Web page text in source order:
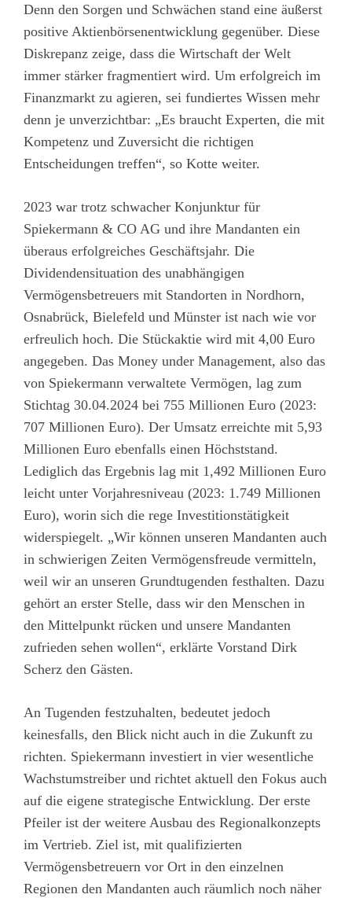
Denn den Sorgen und Schwächen stand eine äußerst
positive Aktienbörsenentwicklung gegenüber. Diese
Diskrepanz zeige, dass die Wirtschaft der Welt
immer stärker fragmentiert wird. Um erfolgreich im
Finanzmarkt zu agieren, sei fundiertes Wissen mehr
denn je unverzichtbar: „Es braucht Experten, die mit
Kompetenz und Zuversicht die richtigen
Entscheidungen treffen“, so Kotte weiter.
2023 war trotz schwacher Konjunktur für
Spiekermann & CO AG und ihre Mandanten ein
überaus erfolgreiches Geschäftsjahr. Die
Dividendensituation des unabhängigen
Vermögensbetreuers mit Standorten in Nordhorn,
Osnabrück, Bielefeld und Münster ist nach wie vor
erfreulich hoch. Die Stückaktie wird mit 4,00 Euro
angegeben. Das Money under Management, also das
von Spiekermann verwaltete Vermögen, lag zum
Stichtag 30.04.2024 bei 755 Millionen Euro (2023:
707 Millionen Euro). Der Umsatz erreichte mit 5,93
Millionen Euro ebenfalls einen Höchststand.
Lediglich das Ergebnis lag mit 1,492 Millionen Euro
leicht unter Vorjahresniveau (2023: 1.749 Millionen
Euro), worin sich die rege Investitionstätigkeit
widerspiegelt. „Wir können unseren Mandanten auch
in schwierigen Zeiten Vermögensfreude vermitteln,
weil wir an unseren Grundtugenden festhalten. Dazu
gehört an erster Stelle, dass wir den Menschen in
den Mittelpunkt rücken und unsere Mandanten
zufrieden sehen wollen“, erklärte Vorstand Dirk
Scherz den Gästen.
An Tugenden festzuhalten, bedeutet jedoch
keinesfalls, den Blick nicht auch in die Zukunft zu
richten. Spiekermann investiert in vier wesentliche
Wachstumstreiber und richtet aktuell den Fokus auch
auf die eigene strategische Entwicklung. Der erste
Pfeiler ist der weitere Ausbau des Regionalkonzepts
im Vertrieb. Ziel ist, mit qualifizierten
Vermögensbetreuern vor Ort in den einzelnen
Regionen den Mandanten auch räumlich noch näher